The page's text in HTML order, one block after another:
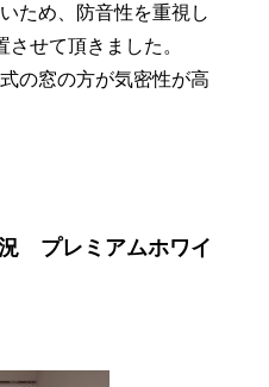
ため、防音性を重視し
せて頂きました。
の窓の方が気密性が高
プレミアムホワイ